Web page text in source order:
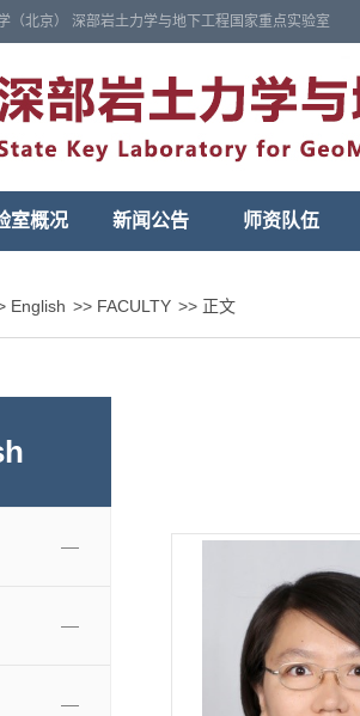
（北京） 深部岩土力学与地下工程国家重点实验室
室概况 新闻公告 师资队伍
English >> FACULTY >> 正文